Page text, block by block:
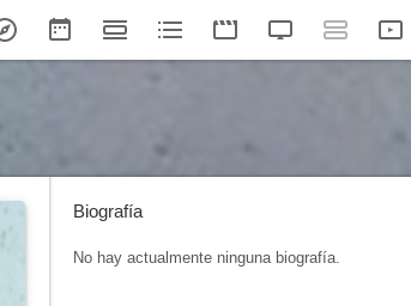
Biografía
No hay actualmente ninguna biografía.